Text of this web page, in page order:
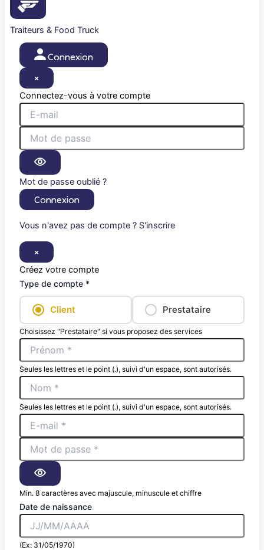
Traiteurs & Food Truck
Connexion
×
Connectez-vous à votre compte
Mot de passe oublié ?
Connexion
Vous n'avez pas de compte ? S'inscrire
×
Créez votre compte
Type de compte *
Client Prestataire
Choisissez "Prestataire" si vous proposez des services
Seules les lettres et le point (.), suivi d'un espace, sont autorisés.
Seules les lettres et le point (.), suivi d'un espace, sont autorisés.
Min. 8 caractères avec majuscule, minuscule et chiffre
Date de naissance
(Ex: 31/05/1970)